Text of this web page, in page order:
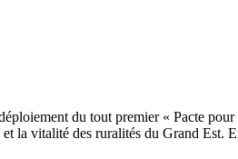
du tout premier « Pacte
la vitalité des ruralités du Grand Est.